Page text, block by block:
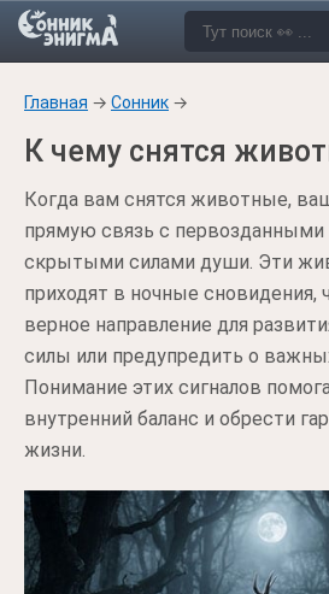
Главная → Сонник →
К чему снятся
Когда вам снятся животные,
прямую связь с первозданными
скрытыми силами души. Эти
приходят в ночные сновидения,
верное направление для
силы или предупредить о
Понимание этих сигналов
внутренний баланс и обрести
жизни.